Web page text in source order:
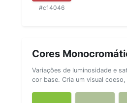
#c14046
Cores
Variações de luminosidade e
cor base. Cria um visual coeso,